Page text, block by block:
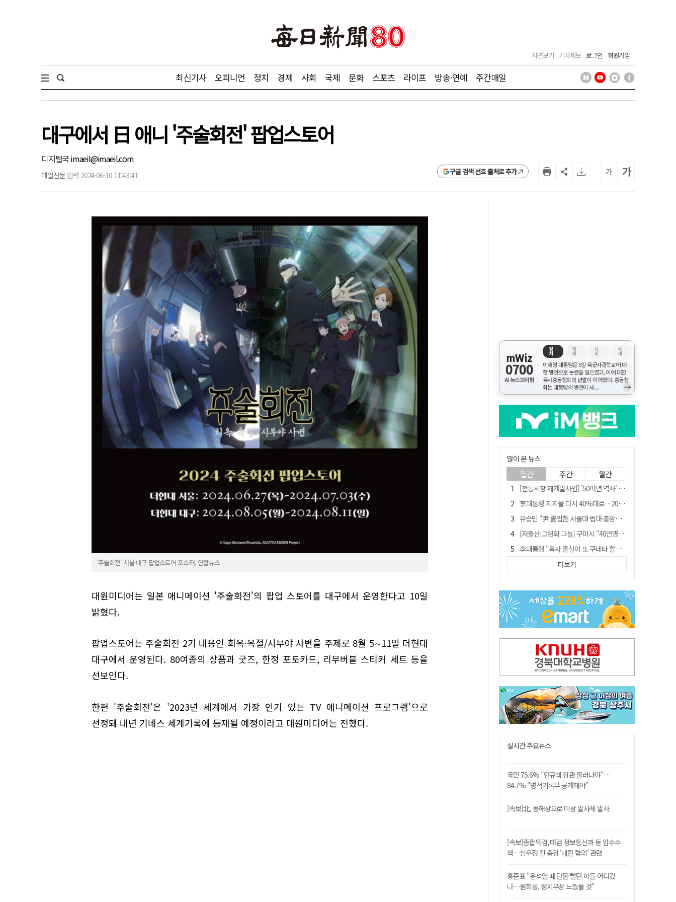
지면보기 기사제보 로그인 회원가입
최신기사 오피니언 정치 경제 사회 국제 문화 스포츠 라이프 방송·연예 주간매일
대구에서 日 애니 '주술회전' 팝업스토어
디지털국imaeil@imaeil.com
매일신문 입력 2024-06-10 11:43:41 구글 검색 선호 출처로 추가 가 가
'주술회전' 서울·대구 팝업스토어 포스터. 연합뉴스
대원미디어는 일본 애니메이션 '주술회전'의 팝업 스토어를 대구에서 운영한다고 10일
밝혔다.
팝업스토어는 주술회전 2기 내용인 회옥·옥절/시부야 사변을 주제로 8월 5∼11일 더현대
대구에서 운영된다. 80여종의 상품과 굿즈, 한정 포토카드, 리무버블 스티커 세트 등을
선보인다.
한편 '주술회전'은 '2023년 세계에서 가장 인기 있는 TV 애니메이션 프로그램'으로
선정돼 내년 기네스 세계기록에 등재될 예정이라고 대원미디어는 전했다.
mWiz
0700
AI 뉴스브리핑
정
치
경
제
사
회
국
제
이재명 대통령은 5일 육군사관학교에 대
한 발언으로 논란을 일으켰고, 이에 대한
육사총동창회의 반발이 이어졌다. 총동창
회는 대통령의 발언이 사...
→
많이 본 뉴스
일간 주간 월간
[전통시장 재개발사업] '50여년 역사' 수성시장 자리에 25층 주상복합 들어선다
李대통령 지지율 다시 40%대로…20대는 18.8%p 급락
유승민 "尹 졸업한 서울대 법대·충암고도 없애야"…李 육사 통합 직격
[저출산·고령화 그늘] 구미시 "40만명 사수" 고령군 "3만명대 회복"
李대통령 "육사 출신이 또 쿠데타 할 수도"…육사 총동창회 "정치적 보복"
포항에 6천억원 규모 AI 데이터센터 들어선다
[인사]경상북도
경찰, 홍명보 선임 의혹 수사…대한축구협회 전격 압수수색
국민 51.9% "李 대통령 재판 재개 필요하다"
더보기
실시간 주요뉴스
국민 75.6% "안규백 장관 물러나야"…
84.7% "병적기록부 공개해야"
[속보]北, 동해상으로 미상 발사체 발사
[속보]종합특검, 대검 정보통신과 등 압수수
색…심우정 전 총장 '내란 혐의' 관련
홍준표 "윤석열 때 단물 빨던 이들 어디갔
나…원희룡, 정치무상 느꼈을 것"